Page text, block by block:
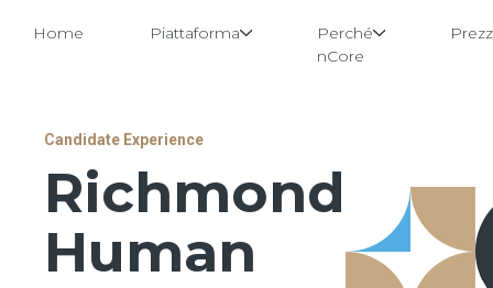
contenuto
Home Piattaforma
Perché
nCore
Candidate Experience
Richmond
Human